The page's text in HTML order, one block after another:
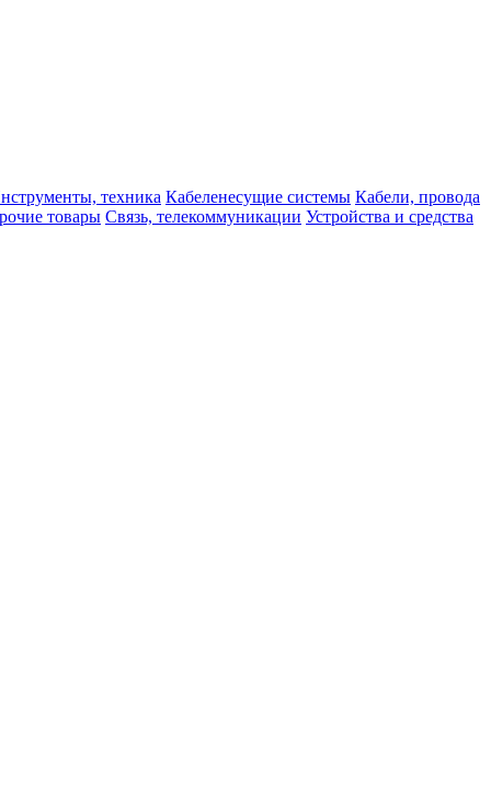
техника Кабеленесущие системы Кабели, провода
товары Связь, телекоммуникации Устройства и средства